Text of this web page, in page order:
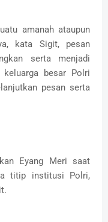
amanah ataupun
kata Sigit, pesan
serta menjadi
besar Polri
pesan serta
Eyang Meri saat
titip institusi Polri,